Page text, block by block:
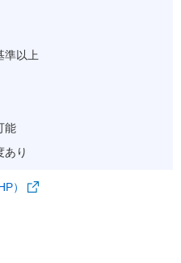
準以上
能
あり
）